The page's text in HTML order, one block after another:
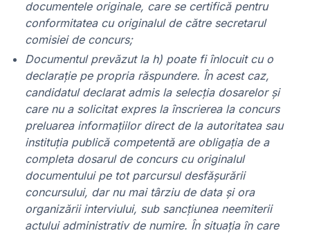
documentele originale, care se certifică pentru
conformitatea cu originalul de către secretarul
comisiei de concurs;
Documentul prevăzut la h) poate fi înlocuit cu o
declaraţie pe propria răspundere. În acest caz,
candidatul declarat admis la selecţia dosarelor şi
care nu a solicitat expres la înscrierea la concurs
preluarea informaţiilor direct de la autoritatea sau
instituţia publică competentă are obligaţia de a
completa dosarul de concurs cu originalul
documentului pe tot parcursul desfăşurării
concursului, dar nu mai târziu de data şi ora
organizării interviului, sub sancţiunea neemiterii
actului administrativ de numire. În situaţia în care